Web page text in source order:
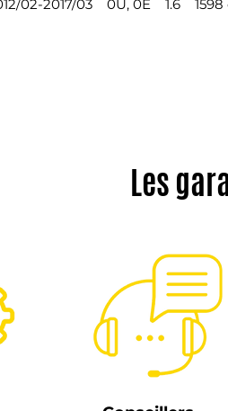
02-2017/03 0U, 0E 1.6 1598
Les